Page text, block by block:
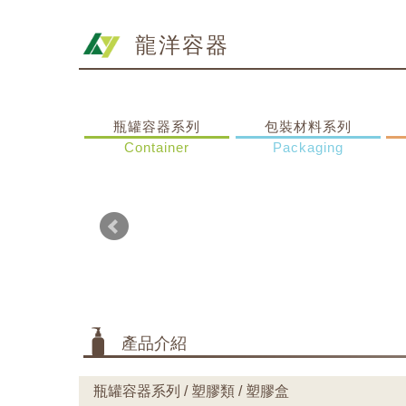
龍洋容器
瓶罐容器系列
Container
包裝材料系列
Packaging
產品介紹
瓶罐容器系列 / 塑膠類 / 塑膠盒